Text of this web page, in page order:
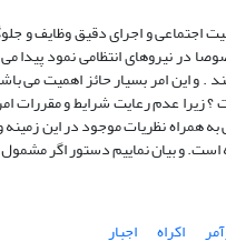
اجتماعی و اجرای دقیق وظایف و
در نیروهای انتظامی نمود پیدا
. و این امر بسیار حائز اهمیت می
عدم رعایت شرایط و مقررات امر
و بیان نماییم دستور اگر
اکراه
اجبار